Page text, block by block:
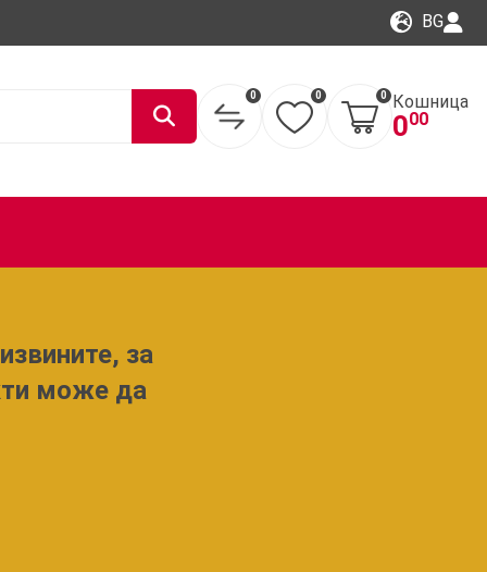
BG
0 0 0 Кошница
000
за
може да